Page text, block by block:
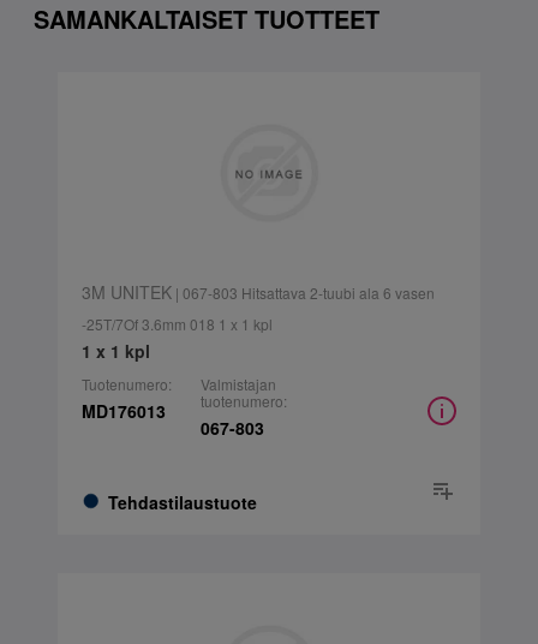
SAMANKALTAISET TUOTTEET
3M UNITEK| 067-803 Hitsattava 2-tuubi ala 6 vasen
-25T/7Of 3.6mm 018 1 x 1 kpl
1 x 1 kpl
Tuotenumero:
MD176013
Tehdastilaustuote
Valmistajan
tuotenumero:
067-803